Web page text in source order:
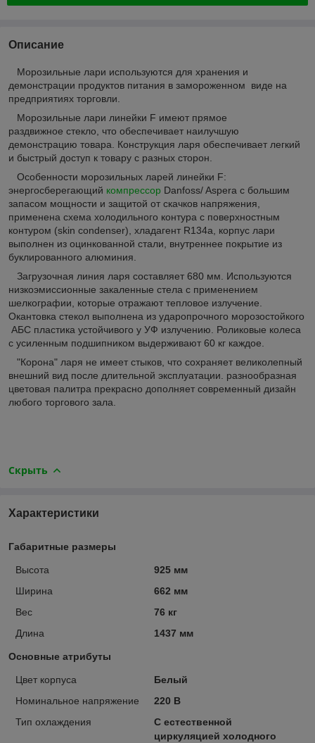
Описание
Морозильные лари используются для хранения и
демонстрации продуктов питания в замороженном виде на
предприятиях торговли.
Морозильные лари линейки F имеют прямое
раздвижное стекло, что обеспечивает наилучшую
демонстрацию товара. Конструкция ларя обеспечивает легкий
и быстрый доступ к товару с разных сторон.
Особенности морозильных ларей линейки F:
энергосберегающий компрессор Danfoss/ Aspera c большим
запасом мощности и защитой от скачков напряжения,
применена схема холодильного контура с поверхностным
контуром (skin condenser), хладагент R134a, корпус лари
выполнен из оцинкованной стали, внутреннее покрытие из
буклированного алюминия.
Загрузочная линия ларя составляет 680 мм. Используются
низкоэмиссионные закаленные стела с применением
шелкографии, которые отражают тепловое излучение.
Окантовка стекол выполнена из ударопрочного морозостойкого
АБС пластика устойчивого у УФ излучению. Роликовые колеса
с усиленным подшипником выдерживают 60 кг каждое.
"Корона" ларя не имеет стыков, что сохраняет великолепный
внешний вид после длительной эксплуатации. разнообразная
цветовая палитра прекрасно дополняет современный дизайн
любого торгового зала.
Скрыть
Характеристики
Габаритные размеры
Высота
925 мм
Ширина
662 мм
Вес
76 кг
Длина
1437 мм
Основные атрибуты
Цвет корпуса
Белый
Номинальное напряжение
220 В
Тип охлаждения
С естественной
циркуляцией холодного